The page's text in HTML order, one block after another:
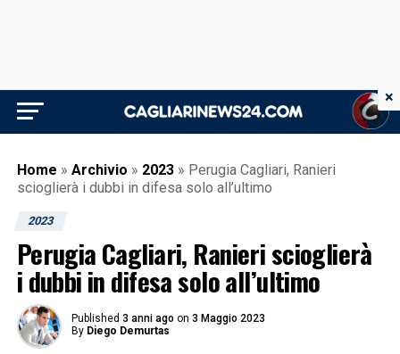
Home » Archivio » 2023 » Perugia Cagliari, Ranieri
scioglierà i dubbi in difesa solo all’ultimo
2023
Perugia Cagliari, Ranieri scioglierà
i dubbi in difesa solo all’ultimo
Published 3 anni ago on 3 Maggio 2023
By Diego Demurtas
×